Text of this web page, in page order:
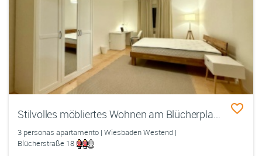
Stilvolles möbliertes Wohnen am Blücherplatz: Helles 17m2-Zimmer in frisch sanierter 3er-WG
3 personas apartamento | Wiesbaden Westend |
Blücherstraße 18